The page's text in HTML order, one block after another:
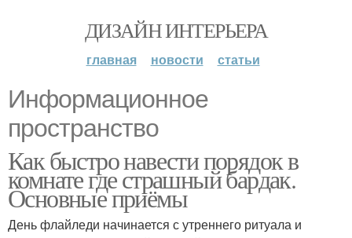
ДИЗАЙН ИНТЕРЬЕРА
главная новости статьи
Информационное
пространство
Как быстро навести порядок в
комнате где страшный бардак.
Основные приёмы
День флайледи начинается с утреннего ритуала и